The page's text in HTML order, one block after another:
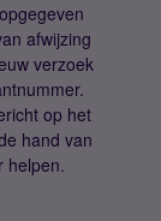
afwijzing
verzoek
op het
hand van
helpen.